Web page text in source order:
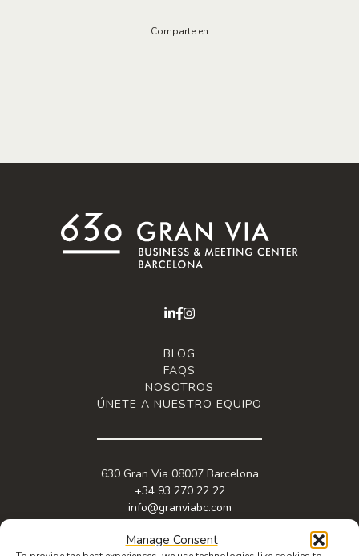
Manage Consent
Comparte en
BLOG
FAQS
NOSOTROS
ÚNETE A NUESTRO EQUIPO
630 Gran Via 08007 Barcelona
+34 93 270 22 22
info@granviabc.com